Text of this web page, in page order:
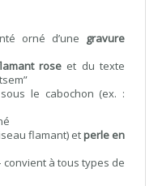
orné d’une gravure
roseet du texte
sous le cabochon (ex. :
flamant) etperle en
convient à tous types de